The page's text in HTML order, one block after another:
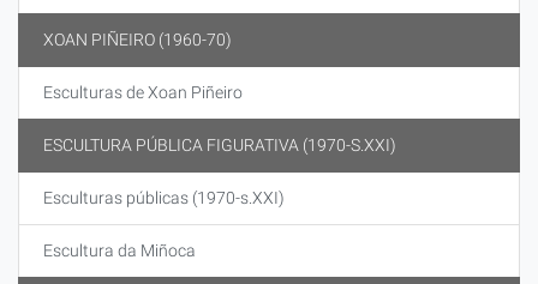
XOAN PIÑEIRO (1960-70)
Esculturas de Xoan Piñeiro
ESCULTURA PÚBLICA FIGURATIVA (1970-S.XXI)
Esculturas públicas (1970-s.XXI)
Escultura da Miñoca